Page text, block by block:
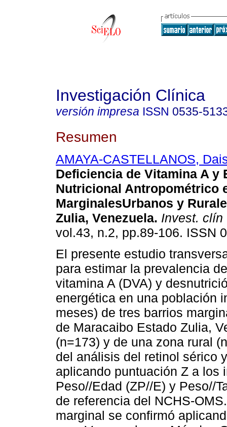
Investigación Clínica
versión impresa ISSN 0535-
Resumen
AMAYA-CASTELLANOS,
Deficiencia de Vitamina A y
Nutricional Antropométrico
MarginalesUrbanos y
Zulia, Venezuela. Invest. clín
vol.43, n.2, pp.89-106. ISSN
El presente estudio
para estimar la prevalencia
vitamina A (DVA) y
energética en una población
meses) de tres barrios
de Maracaibo Estado Zulia,
(n=173) y de una zona rural
del análisis del retinol sérico
aplicando puntuación Z a los
Peso//Edad (ZP//E) y Peso//
de referencia del NCHS-
marginal se confirmó